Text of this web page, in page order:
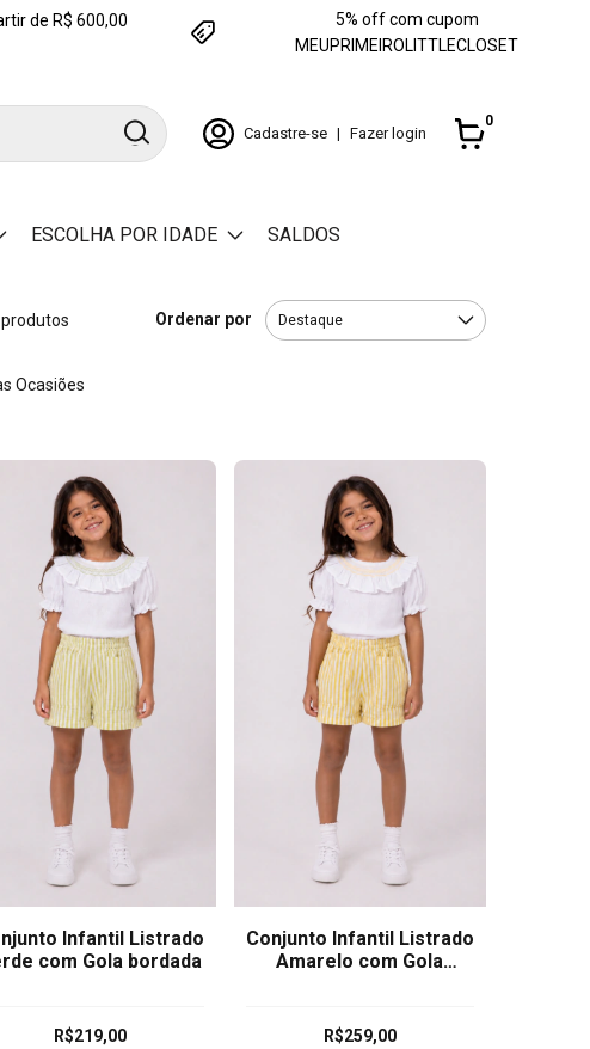
de R$ 600,00
5% off com cupom
MEUPRIMEIROLITTLECLOSET
Cadastre-se | Fazer login
0
ESCOLHA POR IDADE SALDOS
Ordenar por
Ocasiões
Infantil Listrado
com Gola bordada
R$219,00
Conjunto Infantil Listrado
Amarelo com Gola
R$259,00